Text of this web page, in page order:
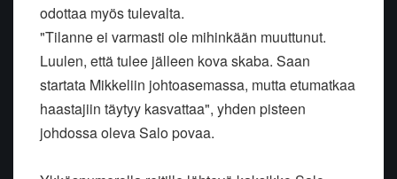
odottaa myös tulevalta.
"Tilanne ei varmasti ole mihinkään muuttunut.
Luulen, että tulee jälleen kova skaba. Saan
startata Mikkeliin johtoasemassa, mutta etumatkaa
haastajiin täytyy kasvattaa", yhden pisteen
johdossa oleva Salo povaa.